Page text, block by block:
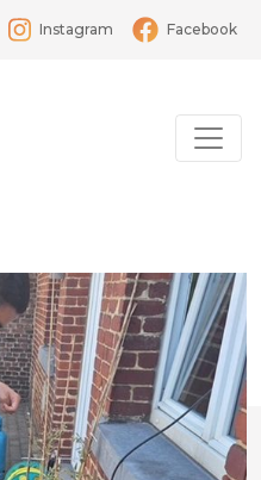
Instagram Facebook